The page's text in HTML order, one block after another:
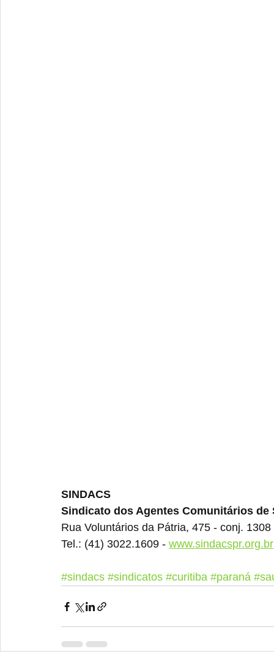
SINDACS
Sindicato dos Agentes Comunitários de
Rua Voluntários da Pátria, 475 - conj.
Tel.: (41) 3022.1609 - www.sindacspr.org.br
#sindacs #sindicatos #curitiba #paraná